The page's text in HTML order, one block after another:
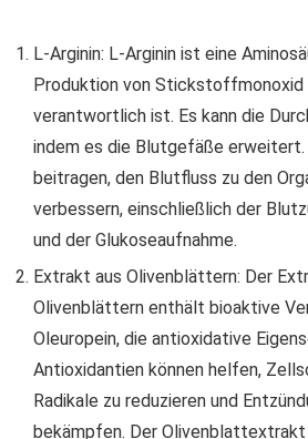
L-Arginin: L-Arginin ist eine
Produktion von Stickstoffmonoxid
verantwortlich ist. Es kann die
indem es die Blutgefäße erweitert.
beitragen, den Blutfluss zu den
verbessern, einschließlich der
und der Glukoseaufnahme.
Extrakt aus Olivenblättern: Der
Olivenblättern enthält bioaktive
Oleuropein, die antioxidative
Antioxidantien können helfen,
Radikale zu reduzieren und
bekämpfen. Der Olivenblattextrakt